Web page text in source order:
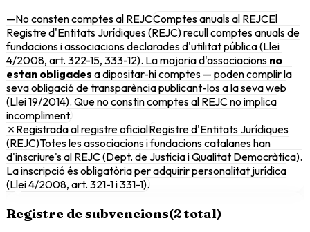
—No consten comptes al REJCComptes anuals al REJCEl
Registre d'Entitats Jurídiques (REJC) recull comptes anuals de
fundacions i associacions declarades d'utilitat pública (Llei
4/2008, art. 322-15, 333-12). La majoria d'associacions no
estan obligades a dipositar-hi comptes — poden complir la
seva obligació de transparència publicant-los a la seva web
(Llei 19/2014). Que no constin comptes al REJC no implica
incompliment.
✗ Registrada al registre oficialRegistre d'Entitats Jurídiques
(REJC)Totes les associacions i fundacions catalanes han
d'inscriure's al REJC (Dept. de Justícia i Qualitat Democràtica).
La inscripció és obligatòria per adquirir personalitat jurídica
(Llei 4/2008, art. 321-1 i 331-1).
Registre de subvencions(2total)